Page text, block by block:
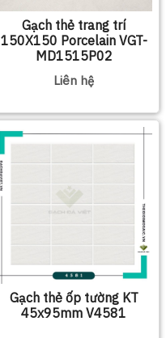
Gạch thẻ trang trí
150X150 Porcelain VGT-
MD1515P02
Liên hệ
Gạch thẻ ốp tường KT
45x95mm V4581